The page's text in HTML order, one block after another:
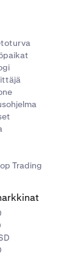
Trading